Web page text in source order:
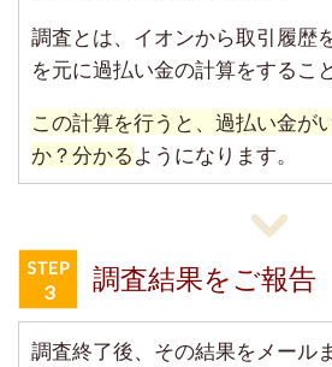
調査とは、イオンから取引履歴
を元に過払い金の計算をするこ
この計算を行うと、過払い金が
か？分かるようになります。
調査結果をご報告
調査終了後、その結果をメール